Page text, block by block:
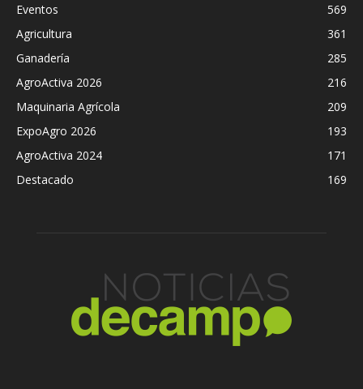
Eventos
569
Agricultura
361
Ganadería
285
AgroActiva 2026
216
Maquinaria Agrícola
209
ExpoAgro 2026
193
AgroActiva 2024
171
Destacado
169